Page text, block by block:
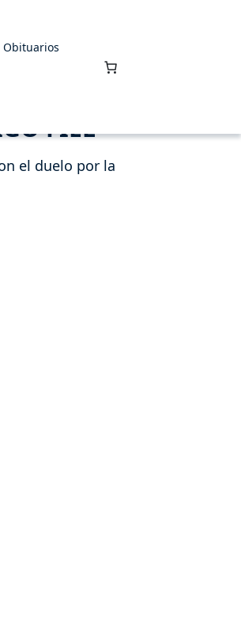
Obituarios
FIEL
el duelo por la